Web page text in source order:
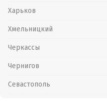
Харьков
Хмельницкий
Черкассы
Чернигов
Севастополь